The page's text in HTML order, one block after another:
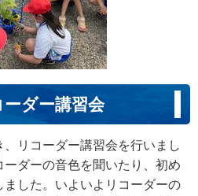
ダー講習会
リコーダー講習会を行いまし
ダーの音色を聞いたり、初め
した。いよいよリコーダーの